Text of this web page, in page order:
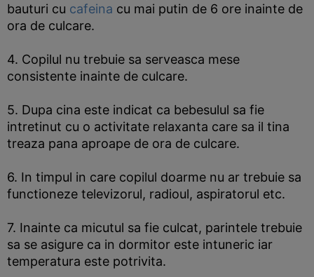
bauturi cu cafeina cu mai putin de 6 ore inainte de
ora de culcare.
4. Copilul nu trebuie sa serveasca mese
consistente inainte de culcare.
5. Dupa cina este indicat ca bebesulul sa fie
intretinut cu o activitate relaxanta care sa il tina
treaza pana aproape de ora de culcare.
6. In timpul in care copilul doarme nu ar trebuie sa
functioneze televizorul, radioul, aspiratorul etc.
7. Inainte ca micutul sa fie culcat, parintele trebuie
sa se asigure ca in dormitor este intuneric iar
temperatura este potrivita.